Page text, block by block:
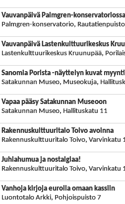
Vauvanpäivä Palmgren-konservatoriossa
Palmgren-konservatorio,
Vauvanpäivä Lastenkulttuurikeskus
Lastenkulttuurikeskus Kruunupää,
Sanomia Porista -näyttelyn kuvat
Satakunnan Museo, Museokuja,
Vapaa pääsy Satakunnan Museoon
Satakunnan Museo, Hallituskatu 11
Rakennuskulttuuritalo Toivo avoinna
Rakennuskulttuuritalo Toivo, Varvinkatu
Juhlahumua ja nostalgiaa!
Rakennuskulttuuritalo Toivo, Varvinkatu
Vanhoja kirjoja eurolla omaan kassiin
Luontotalo Arkki, Pohjoispuisto 7